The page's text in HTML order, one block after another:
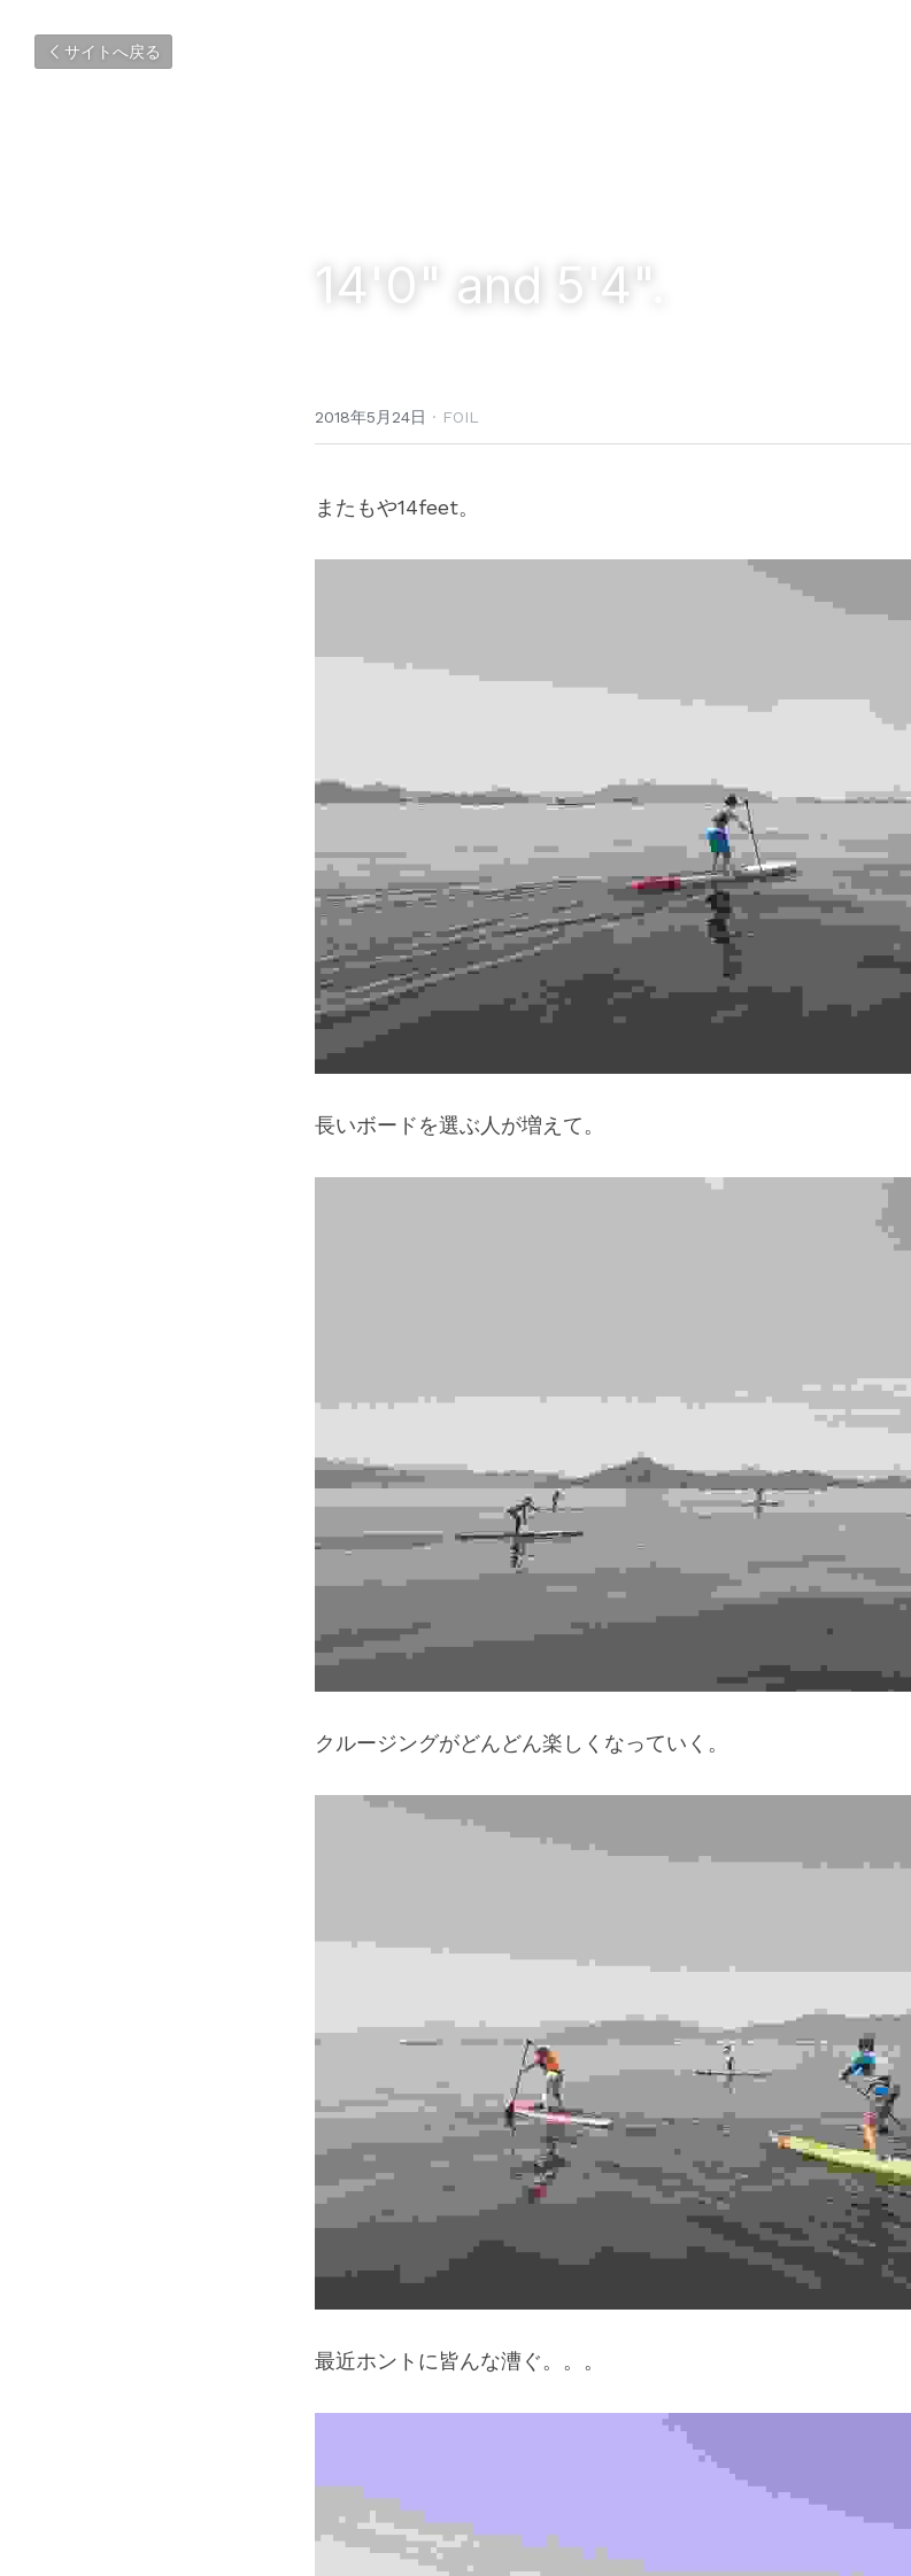
サイトへ戻る
14'0" and 5'4".
2018年5月24日 · FOIL
またもや14feet。
長いボードを選ぶ人が増えて。
クルージングがどんどん楽しくなっていく。
最近ホントに皆んな漕ぐ。。。